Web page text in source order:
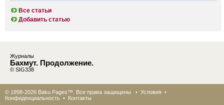
Все статьи
Добавить статью
Журналы
Бахмут. Продолжение.
© SIG338
© 1998-2026 Baku Pages™. Все права защищены • Условия •
Конфиденциальность • Контакты